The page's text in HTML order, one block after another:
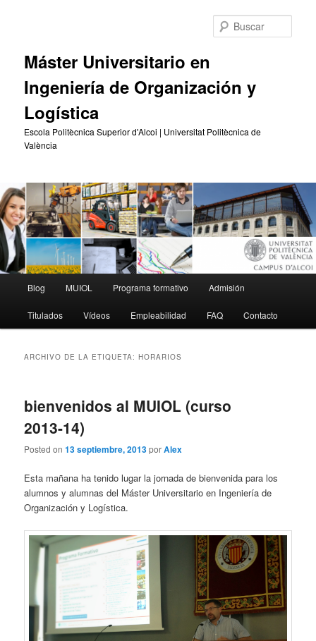
Máster Universitario en
Ingeniería de Organización y
Logística
Escola Politècnica Superior d'Alcoi | Universitat Politècnica de
València
principal
Blog MUIOL Programa formativo Admisión
Titulados Vídeos Empleabilidad FAQ Contacto
ARCHIVO DE LA ETIQUETA:HORARIOS
bienvenidos al MUIOL (curso
2013-14)
Posted on13 septiembre, 2013porAlex
Esta mañana ha tenido lugar la jornada de bienvenida para los
alumnos y alumnas del Máster Universitario en Ingeniería de
Organización y Logística.